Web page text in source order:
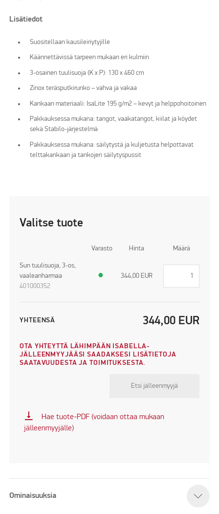
Lisätiedot
Suositellaan kausileiriytyjille
Käännettävissä tarpeen mukaan eri kulmiin
3-osainen tuulisuoja (K x P): 130 x 460 cm
Zinox teräsputkirunko – vahva ja vakaa
Kankaan materiaali: IsaLite 195 g/m2 – kevyt ja helppohoitoinen
Pakkauksessa mukana: tangot, vaakatangot, kiilat ja köydet
sekä Stabilo-järjestelmä
Pakkauksessa mukana: säilytystä ja kuljetusta helpottavat
telttakankaan ja tankojen säilytyspussit
Valitse tuote
Varasto Hinta Määrä
Sun tuulisuoja, 3-os,
vaaleanharmaa
401000352
● 344,00 EUR
YHTEENSÄ 344,00 EUR
OTA YHTEYTTÄ LÄHIMPÄÄN ISABELLA-
JÄLLEENMYYJÄÄSI SAADAKSESI LISÄTIETOJA
SAATAVUUDESTA JA TOIMITUKSESTA.
Etsi jälleenmyyjä
vertical_align_bottom
Hae tuote-PDF (voidaan ottaa mukaan
jälleenmyyjälle)
Ominaisuuksia